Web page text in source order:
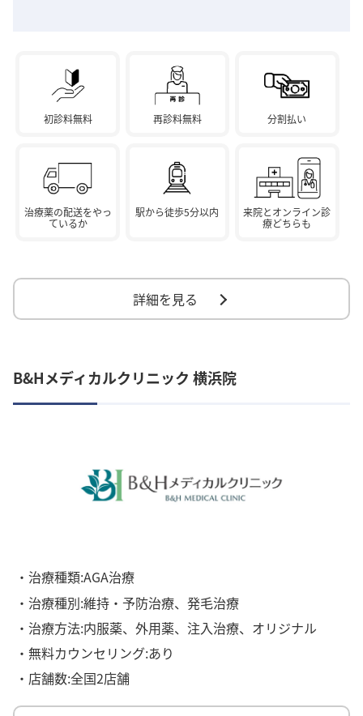
初診料無料 再診料無料 分割払い
治療薬の配送をやっ
ているか
駅から徒歩5分以内
来院とオンライン診
療どちらも
詳細を見る
B&Hメディカルクリニック 横浜院
・治療種類:AGA治療
・治療種別:維持・予防治療、発毛治療
・治療方法:内服薬、外用薬、注入治療、オリジナル
・無料カウンセリング:あり
・店舗数:全国2店舗